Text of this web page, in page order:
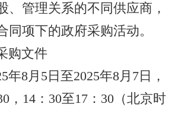
、管理关系的不同供应商，
同项下的政府采购活动。
购文件
年8月5日至2025年8月7日，
，14：30至17：30（北京时